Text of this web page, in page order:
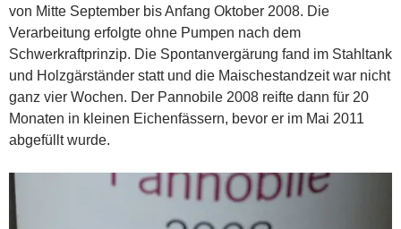
von Mitte September bis Anfang Oktober 2008. Die
Verarbeitung erfolgte ohne Pumpen nach dem
Schwerkraftprinzip. Die Spontanvergärung fand im Stahltank
und Holzgärständer statt und die Maischestandzeit war nicht
ganz vier Wochen. Der Pannobile 2008 reifte dann für 20
Monaten in kleinen Eichenfässern, bevor er im Mai 2011
abgefüllt wurde.